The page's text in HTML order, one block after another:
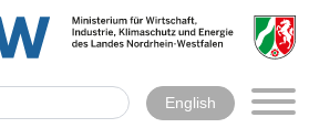
English